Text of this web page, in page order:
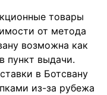
товары
от метода
возможна как
пункт выдачи.
в Ботсвану
из-за рубежа